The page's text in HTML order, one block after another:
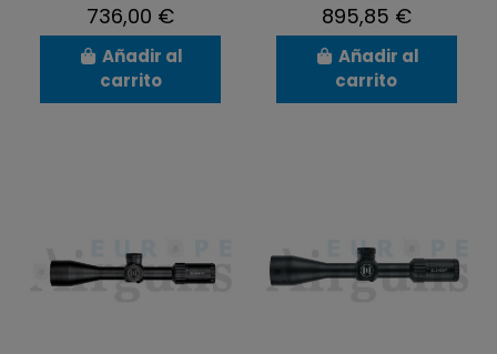
736,00 €
Añadir al
carrito
895,85 €
Añadir al
carrito